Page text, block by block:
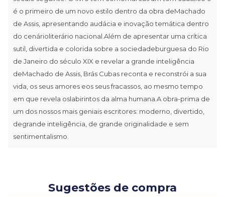
é o primeiro de um novo estilo dentro da obra deMachado
de Assis, apresentando audácia e inovação temática dentro
do cenárioliterário nacional.Além de apresentar uma crítica
sutil, divertida e colorida sobre a sociedadeburguesa do Rio
de Janeiro do século XIX e revelar a grande inteligência
deMachado de Assis, Brás Cubas reconta e reconstrói a sua
vida, os seus amores eos seus fracassos, ao mesmo tempo
em que revela oslabirintos da alma humana.A obra-prima de
um dos nossos mais geniais escritores: moderno, divertido,
degrande inteligência, de grande originalidade e sem
sentimentalismo.
Sugestões de compra